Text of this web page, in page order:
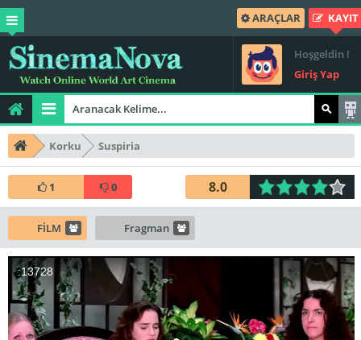
ARAÇLAR KAYIT
Hoşgeldin !
Giriş Yap
Korku Suspiria
1 0 8.0
FİLM Fragman